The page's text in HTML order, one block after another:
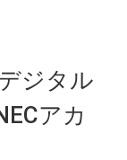
ジタル
アカ